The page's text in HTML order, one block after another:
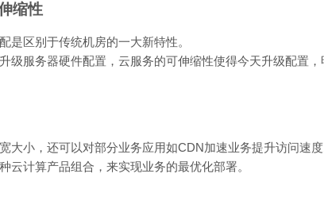
缩性
区别于传统机房的一大新特性。
服务器硬件配置，云服务的可伸缩性使得今天升级配置，
大小，还可以对部分业务应用如CDN加速业务提升访问速度
云计算产品组合，来实现业务的最优化部署。